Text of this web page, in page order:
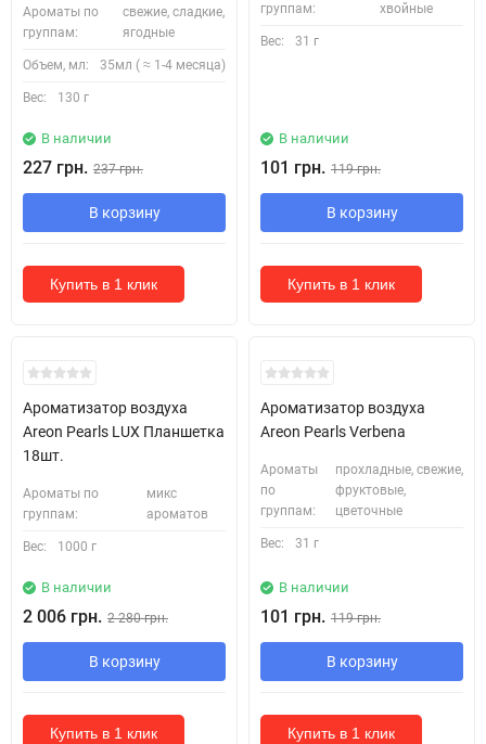
Ароматы по
группам:
свежие, сладкие,
ягодные
Объем, мл: 35мл ( ≈ 1-4 месяца)
Вес: 130 г
В наличии
227 грн. 237 грн.
В корзину
Купить в 1 клик
группам:
хвойные
Вес: 31 г
В наличии
101 грн. 119 грн.
В корзину
Купить в 1 клик
Ароматизатор воздуха
Areon Pearls LUX Планшетка
18шт.
Ароматы по
группам:
микс
ароматов
Вес: 1000 г
В наличии
2 006 грн. 2 280 грн.
В корзину
Купить в 1 клик
Ароматизатор воздуха
Areon Pearls Verbena
Ароматы
по
группам:
прохладные, свежие,
фруктовые,
цветочные
Вес: 31 г
В наличии
101 грн. 119 грн.
В корзину
Купить в 1 клик